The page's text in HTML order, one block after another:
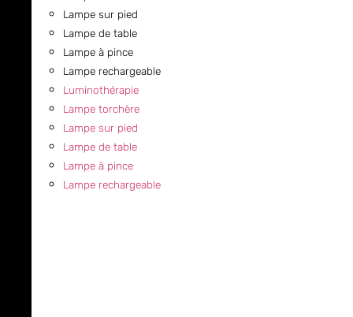
Lampe sur pied
Lampe de table
Lampe à pince
Lampe rechargeable
Luminothérapie
Lampe torchère
Lampe sur pied
Lampe de table
Lampe à pince
Lampe rechargeable